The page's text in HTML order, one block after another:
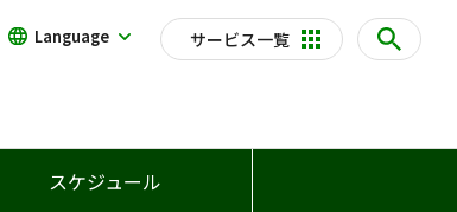
サービス一覧
Language
スケジュール